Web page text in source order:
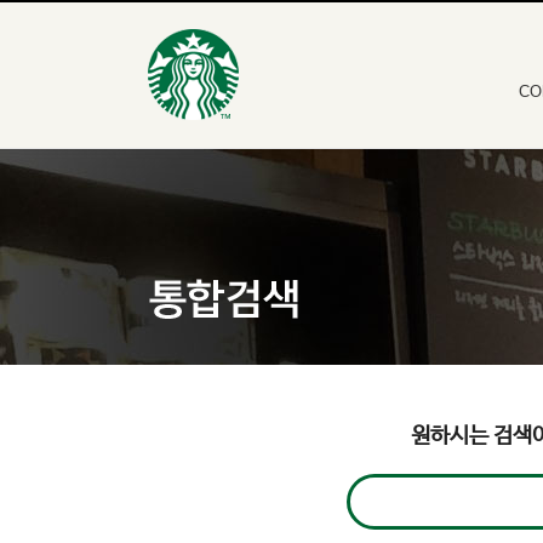
원하시는 검색